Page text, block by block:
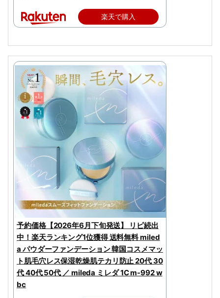
楽天で購入
予約価格【2026年6月下旬発送】 リピ続出
中！楽天ランキング1位獲得 送料無料 miled
a パウダーファンデーション 韓国コスメマッ
ト肌毛穴レス保湿乾燥肌テカリ防止 20代 30
代 40代 50代 ／ mileda ミレダ 1C m-992 w
bc